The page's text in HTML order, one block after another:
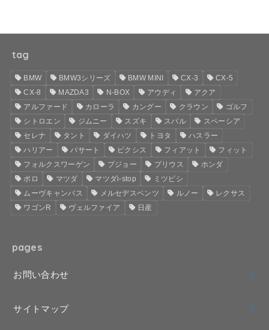
tag
BMW BMW3シリーズ BMW MINI CX-3
CX-5
CX-8
MAZDA3 N-BOX アウディ
アクア
アルファード
カローラ カングー クラウン
ゴルフ
シトロエン
ジムニー スズキ スバル
スペーシア
セレナ
タント ダイハツ トヨタ
ハスラー
ハリアー
パサート ピクシス フィアット
フィット
フォルクスワーゲン
プジョー プリウス
ホンダ
ポロ
マツダ マツダi-stop
ミツビシ
ムーヴキャンバス
メルセデスベンツ ルノー
レクサス
ワゴンR
ヴェルファイア 日産
pages
お問い合わせ
サイトマップ